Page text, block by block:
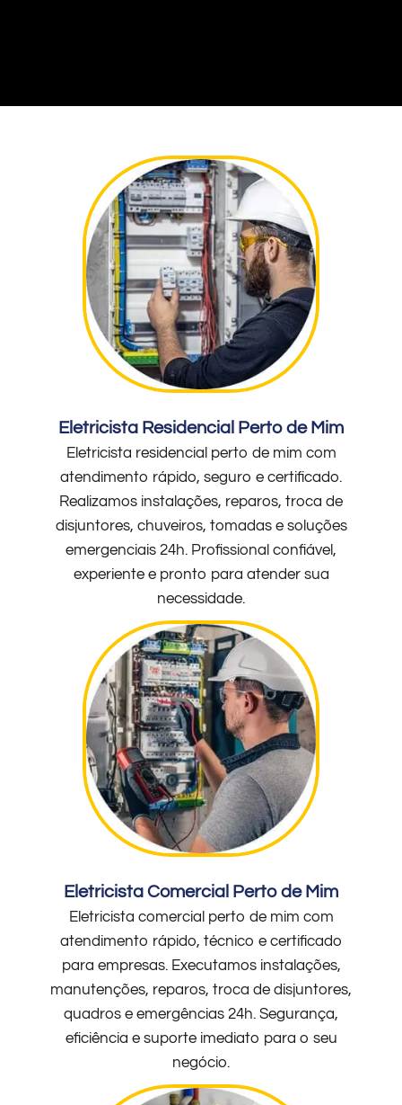
Eletricista Residencial Perto de Mim
Eletricista residencial perto de mim com
atendimento rápido, seguro e certificado.
Realizamos instalações, reparos, troca de
disjuntores, chuveiros, tomadas e soluções
emergenciais 24h. Profissional confiável,
experiente e pronto para atender sua
necessidade.
Eletricista Comercial Perto de Mim
Eletricista comercial perto de mim com
atendimento rápido, técnico e certificado
para empresas. Executamos instalações,
manutenções, reparos, troca de disjuntores,
quadros e emergências 24h. Segurança,
eficiência e suporte imediato para o seu
negócio.